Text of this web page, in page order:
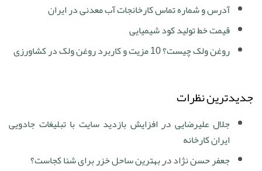
آدرس و شماره تماس کارخانجات آب معدنی در ایران
قیمت خط تولید کود شیمیایی
روغن ولک چیست؟ 10 مزیت و کاربرد روغن ولک در کشاورزی
جدیدترین نظرات
جلال علیرضایی درافزایش بازدید سایت با تبلیغات جادویی
ایران کارخانه
جعفر حسن نژاددربهترین ساحل خزر برای شنا کجاست؟